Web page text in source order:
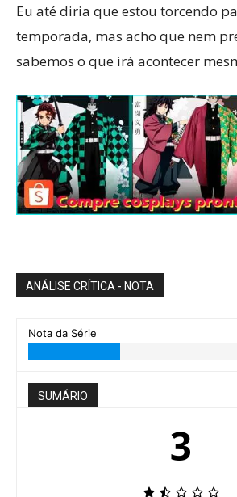
Eu até diria que estou torcendo
temporada, mas acho que nem
sabemos o que irá acontecer
ANÁLISE CRÍTICA - NOTA
Nota da Série
SUMÁRIO
3